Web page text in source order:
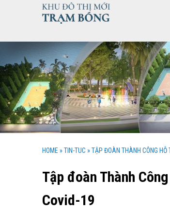
HOME »TIN-TUC »TẬP ĐOÀN THÀNH CÔNG HỖ
Tập đoàn Thành
Covid-19